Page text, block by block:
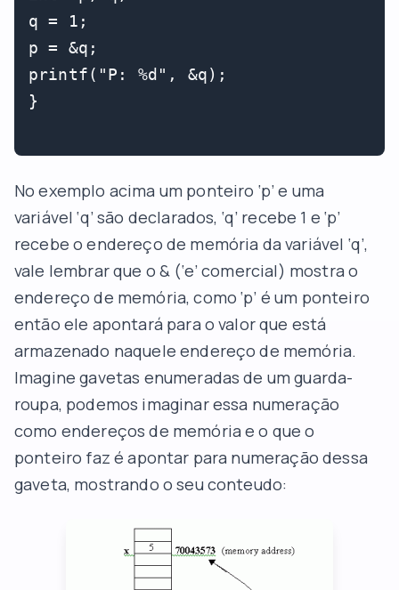
q = 1;
p = &q;
printf("P: %d", &q);
}
No exemplo acima um ponteiro ‘p’ e uma
variável ‘q’ são declarados, ‘q’ recebe 1 e ‘p’
recebe o endereço de memória da variável ‘q’,
vale lembrar que o & (‘e’ comercial) mostra o
endereço de memória, como ‘p’ é um ponteiro
então ele apontará para o valor que está
armazenado naquele endereço de memória.
Imagine gavetas enumeradas de um guarda-
roupa, podemos imaginar essa numeração
como endereços de memória e o que o
ponteiro faz é apontar para numeração dessa
gaveta, mostrando o seu conteudo: